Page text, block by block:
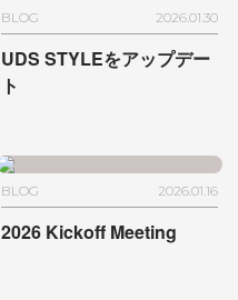
BLOG 2026.01.30
UDS STYLEをアップデー
ト
BLOG 2026.01.16
2026 Kickoff Meeting